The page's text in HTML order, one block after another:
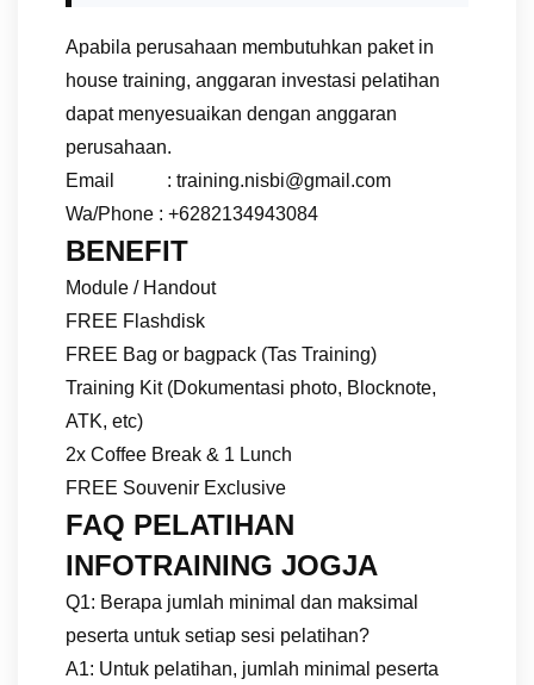
Apabila perusahaan membutuhkan paket in
house training, anggaran investasi pelatihan
dapat menyesuaikan dengan anggaran
perusahaan.
Email : training.nisbi@gmail.com
Wa/Phone : +6282134943084
BENEFIT
Module / Handout
FREE Flashdisk
FREE Bag or bagpack (Tas Training)
Training Kit (Dokumentasi photo, Blocknote,
ATK, etc)
2x Coffee Break & 1 Lunch
FREE Souvenir Exclusive
FAQ PELATIHAN
INFOTRAINING JOGJA
Q1: Berapa jumlah minimal dan maksimal
peserta untuk setiap sesi pelatihan?
A1: Untuk pelatihan, jumlah minimal peserta